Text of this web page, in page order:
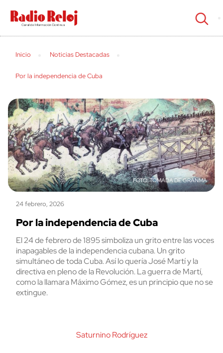
cerrar
Inicio Noticias Destacadas
Por la independencia de Cuba
TOMADA DE GRANMA
24 febrero, 2026
Por la independencia de Cuba
El 24 de febrero de 1895 simboliza un grito entre las voces
inapagables de la independencia cubana. Un grito
simultáneo de toda Cuba. Así lo quería José Martí y la
directiva en pleno de la Revolución. La guerra de Martí,
como la llamara Máximo Gómez, es un principio que no se
extingue.
Saturnino Rodríguez